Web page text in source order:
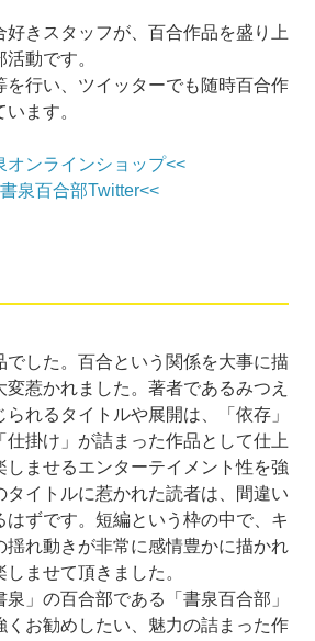
好きスタッフが、百合作品を盛り上
動です。
を行い、ツイッターでも随時百合作
ます。
オンラインショップ<<
泉百合部Twitter<<
でした。百合という関係を大事に描
惹かれました。著者であるみつえ
れるタイトルや展開は、「依存」
仕掛け」が詰まった作品として仕上
しませるエンターテイメント性を強
タイトルに惹かれた読者は、間違い
はずです。短編という枠の中で、キ
揺れ動きが非常に感情豊かに描かれ
ませて頂きました。
」の百合部である「書泉百合部」
くお勧めしたい、魅力の詰まった作